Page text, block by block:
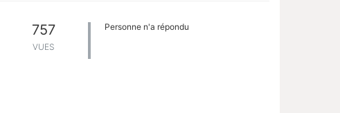
757
VUES
Personne n'a répondu